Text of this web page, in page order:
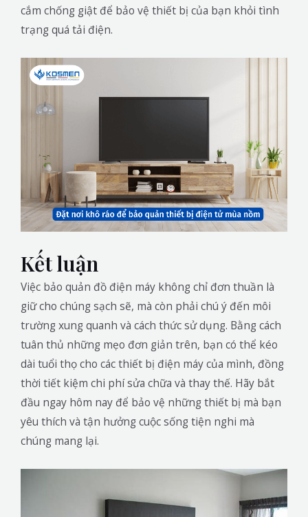
cắm chống giật để bảo vệ thiết bị của bạn khỏi tình
trạng quá tải điện.
Kết luận
Việc bảo quản đồ điện máy không chỉ đơn thuần là
giữ cho chúng sạch sẽ, mà còn phải chú ý đến môi
trường xung quanh và cách thức sử dụng. Bằng cách
tuân thủ những mẹo đơn giản trên, bạn có thể kéo
dài tuổi thọ cho các thiết bị điện máy của mình, đồng
thời tiết kiệm chi phí sửa chữa và thay thế. Hãy bắt
đầu ngay hôm nay để bảo vệ những thiết bị mà bạn
yêu thích và tận hưởng cuộc sống tiện nghi mà
chúng mang lại.